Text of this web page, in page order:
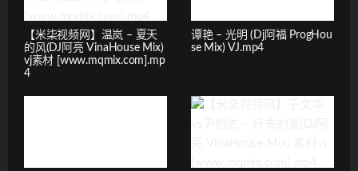
【米柒视频网】温岚 – 夏天
的风(DJ阿亮 VinaHouse Mix)
vj素材 [www.mqmix.com].mp
4
谭艳 – 光明 (Dj阿福 ProgHou
se Mix) VJ.mp4